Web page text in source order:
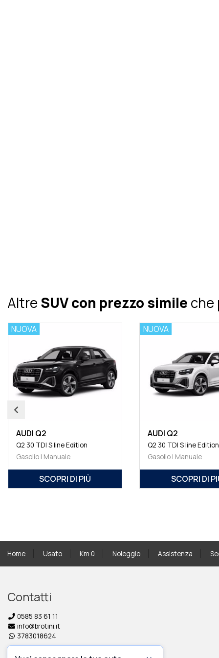
AltreSUV con prezzo simile che
NUOVA
AUDI Q2
Q2 30 TDI S line Edition
Gasolio | Manuale
SCOPRI DI PIÙ
NUOVA
AUDI Q2
Q2 30 TDI S line Edition
Gasolio | Manuale
SCOPRI DI
Home Usato Km 0 Noleggio Assistenza
Contatti
0585 83 61 11
info@brotini.it
3783018624